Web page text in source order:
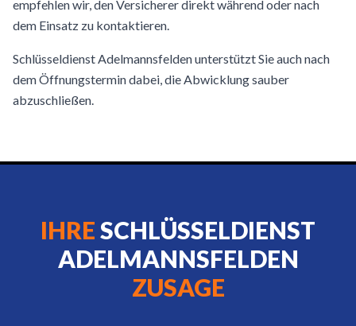
empfehlen wir, den Versicherer direkt während oder nach
dem Einsatz zu kontaktieren.
Schlüsseldienst Adelmannsfelden unterstützt Sie auch nach
dem Öffnungstermin dabei, die Abwicklung sauber
abzuschließen.
IHRESCHLÜSSELDIENST
ADELMANNSFELDEN
ZUSAGE